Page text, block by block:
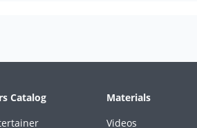
Catalog
Materials
Videos